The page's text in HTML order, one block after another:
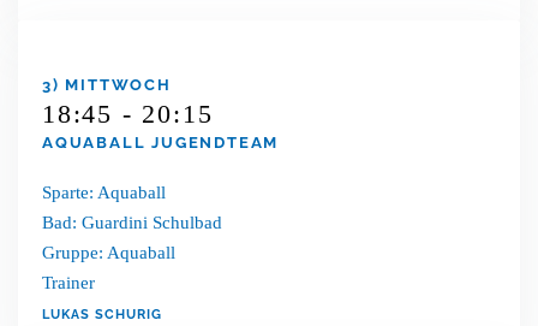
3) MITTWOCH
18:45 - 20:15
AQUABALL JUGENDTEAM
Sparte: Aquaball
Bad: Guardini Schulbad
Gruppe: Aquaball
Trainer
LUKAS SCHURIG